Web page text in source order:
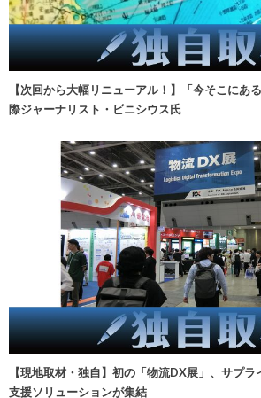
【次回から大幅リニューアル！】「今そこに
際ジャーナリスト・ビニシウス氏
【現地取材・独自】初の「物流DX展」、サプ
支援ソリューションが集結